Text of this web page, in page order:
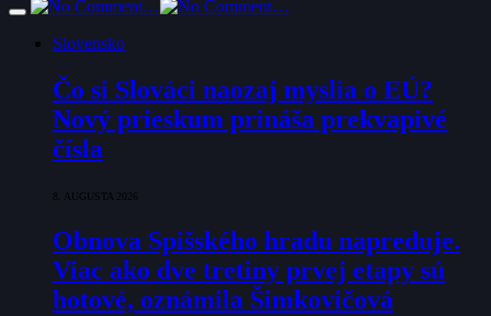
Slovensko
Čo si Slováci naozaj myslia o EÚ?
Nový prieskum prináša prekvapivé
čísla
8. AUGUSTA 2026
Obnova Spišského hradu napreduje.
Viac ako dve tretiny prvej etapy sú
hotové, oznámila Šimkovičová